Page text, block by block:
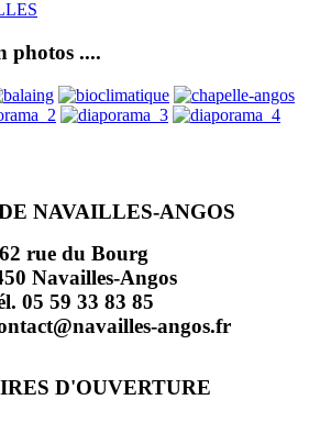
photos ....
NAVAILLES-ANGOS
62 rue du Bourg
Navailles-Angos
05 59 33 83 85
angos.fr
D'OUVERTURE